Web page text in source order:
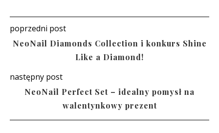
poprzedni post
NeoNail Diamonds Collection i konkurs Shine
Like a Diamond!
następny post
NeoNail Perfect Set – idealny pomysł na
walentynkowy prezent